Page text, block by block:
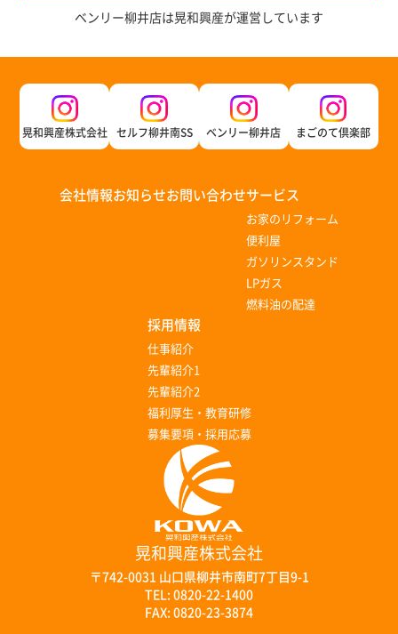
ベンリー柳井店は晃和興産が運営しています
晃和興産株式会社 セルフ柳井南SS ベンリー柳井店 まごのて倶楽部
晃和興産株式会社
〒742-0031 山口県柳井市南町7丁目9-1
TEL: 0820-22-1400
FAX: 0820-23-3874
会社情報お知らせお問い合わせサービス
お家のリフォーム
便利屋
ガソリンスタンド
LPガス
燃料油の配達
採用情報
仕事紹介
先輩紹介1
先輩紹介2
福利厚生・教育研修
募集要項・採用応募